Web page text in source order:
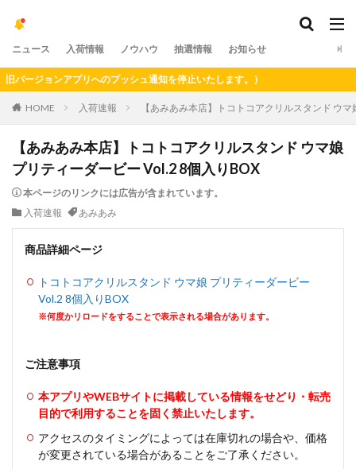
ニュース 入荷情報 ノウハウ 抽選情報 お知らせ
ョンアプリへのプッシュ通知を停止いたします。）
HOME 入荷速報 【あみあみ本店】トコトコアクリルスタンド ウ
【あみあみ本店】トコトコアクリルスタンド ウマ娘
プリティーダービー Vol.2 8個入りBOX
本ページのリンクには広告が含まれています。
入荷速報
あみあみ
商品詳細ページ
トコトコアクリルスタンド ウマ娘 プリティーダービー
Vol.2 8個入りBOX
※何度かリロードをすることで表示される場合があります。
ご注意事項
本アプリやWEBサイトに掲載している情報をせどり・転売
目的で利用することを固く禁止いたします。
アクセスのタイミングによっては在庫切れの場合や、価格
が変更されている場合があることをご了承ください。